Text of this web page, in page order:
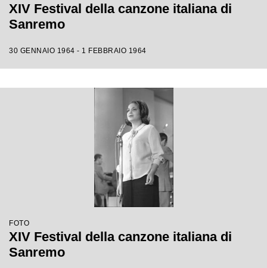
XIV Festival della canzone italiana di
Sanremo
30 GENNAIO 1964 - 1 FEBBRAIO 1964
FOTO
XIV Festival della canzone italiana di
Sanremo